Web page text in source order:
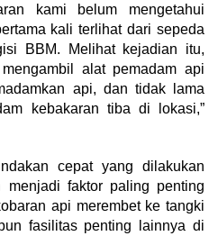
kami belum mengetahui
kali terlihat dari sepeda
BBM. Melihat kejadian itu,
alat pemadam api
api, dan tidak lama
kebakaran tiba di lokasi,”
cepat yang dilakukan
faktor paling penting
api merembet ke tangki
fasilitas penting lainnya di